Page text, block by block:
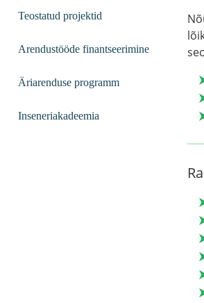
Teostatud projektid
Arendustööde finantseerimine
Äriarenduse programm
Inseneriakadeemia